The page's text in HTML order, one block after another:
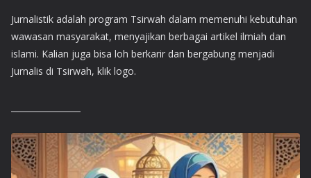
Jurnalistik adalah program Tsirwah dalam memenuhi kebutuhan
wawasan masyarakat, menyajikan berbagai artikel ilmiah dan
islami. Kalian juga bisa loh berkarir dan bergabung menjadi
Jurnalis di Tsirwah, klik logo.